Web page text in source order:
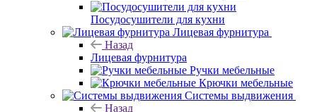
Посудосушители для кухни
Лицевая фурнитура
Назад
Лицевая фурнитура
Ручки мебельные
Крючки мебельные
Системы выдвижения
Назад